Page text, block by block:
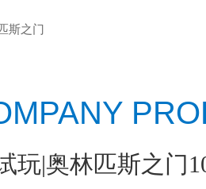
门
玩|奥林匹斯之门